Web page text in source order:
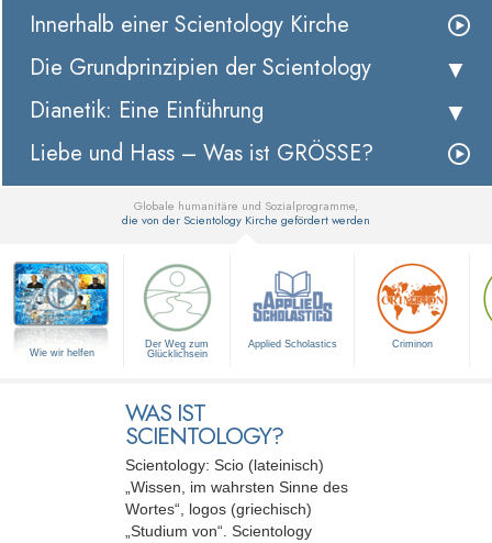
Innerhalb einer Scientology Kirche
Die Grundprinzipien der Scientology
Dianetik: Eine Einführung
Liebe und Hass – Was ist GRÖSSE?
Globale humanitäre und Sozialprogramme,
die von der Scientology Kirche gefördert werden
Wie wir helfen
Der Weg zum
Glücklichsein
Applied Scholastics Criminon
WAS IST
SCIENTOLOGY?
Scientology: Scio (lateinisch)
„Wissen, im wahrsten Sinne des
Wortes“, logos (griechisch)
„Studium von“. Scientology